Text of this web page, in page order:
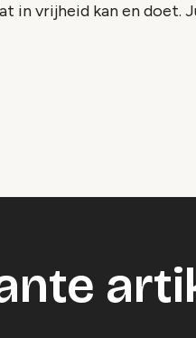
in vrijheid kan en doet.
Wijzig cookie